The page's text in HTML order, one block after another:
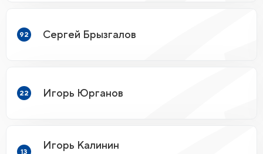
92 Сергей Брызгалов
22 Игорь Юрганов
13
Игорь Калинин